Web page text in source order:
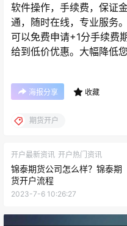
软件操作，手续费，保证
通，随时在线，专业服务
可以免费申请+1分手续费
给到低价优惠。大幅降低
海报分享 收藏
期货开户
开户最新资讯 开户热门资讯
锦泰期货公司怎么样？锦泰期
货开户流程
2023-7-6 10:26:27